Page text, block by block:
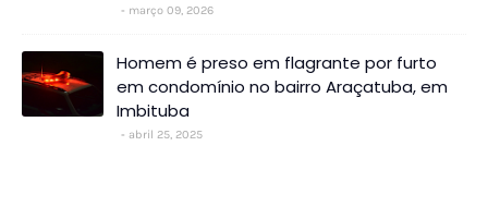
março 09, 2026
Homem é preso em flagrante por furto
em condomínio no bairro Araçatuba, em
Imbituba
abril 25, 2025